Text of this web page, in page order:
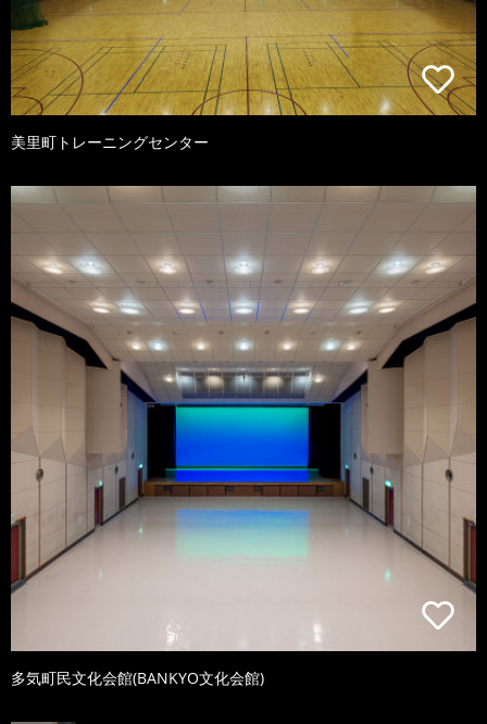
美里町トレーニングセンター
多気町民文化会館(BANKYO文化会館)